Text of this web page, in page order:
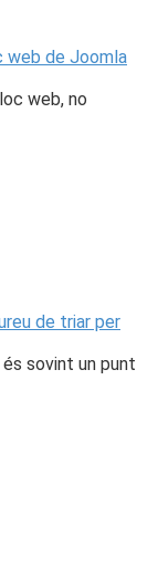
web de Joomla
web, no
de triar per
sovint un punt